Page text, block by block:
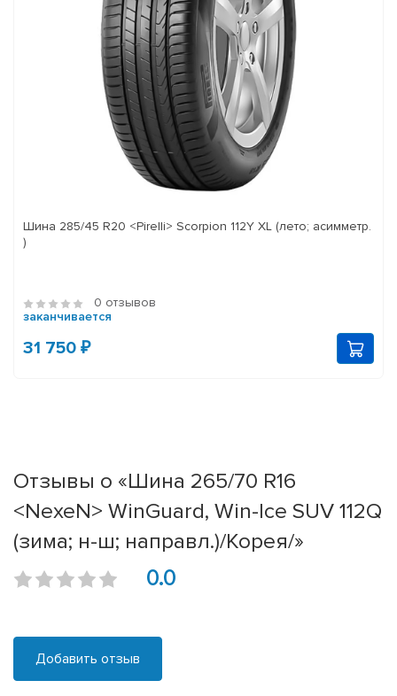
Шина 285/45 R20 <Pirelli> Scorpion 112Y XL (лето; асимметр.
)
0 отзывов
заканчивается
31 750 ₽
Отзывы о «Шина 265/70 R16
<NexeN> WinGuard, Win-Ice SUV 112Q
(зима; н-ш; направл.)/Корея/»
0.0
Добавить отзыв